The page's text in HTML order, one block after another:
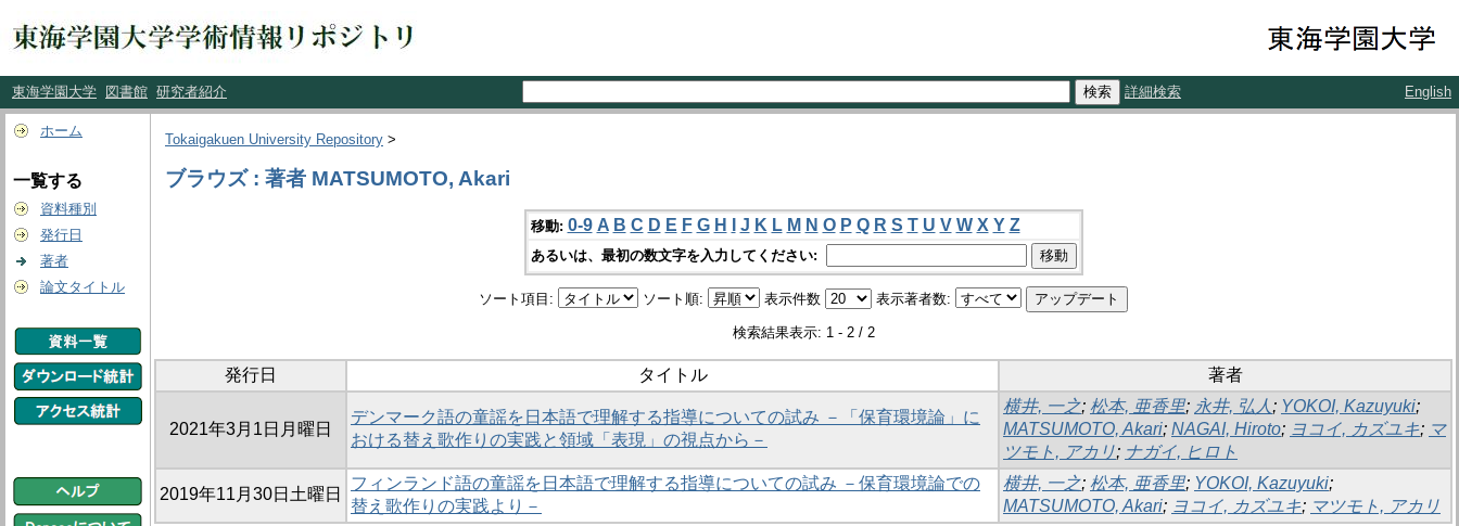
東海学園大学 図書館 研究者紹介 詳細検索 English
ホーム
一覧する
資料種別
発行日
著者
論文タイトル
Tokaigakuen University Repository >
ブラウズ : 著者 MATSUMOTO, Akari
移動: 0-9 A B C D E F G H J K L M N O P Q R S T U V W X Y Z
あるいは、最初の数文字を入力してください:
ソート項目: ソート順: 表示件数 表示著者数:
検索結果表示: 1 - 2 / 2
発行日 タイトル 著者
2021年3月1日月曜日
デンマーク語の童謡を日本語で理解する指導についての試み －「保育環境論」に
おける替え歌作りの実践と領域「表現」の視点から－
横井, 一之; 松本, 亜香里; 永井, 弘人 ; YOKOI, Kazuyuki;
MATSUMOTO, Akari; NAGAI, Hiroto; ヨコイ, カズユキ; マ
ツモト, アカリ; ナガイ, ヒロト
2019年11月30日土曜日
フィンランド語の童謡を日本語で理解する指導についての試み －保育環境論での
替え歌作りの実践より－
横井, 一之; 松本, 亜香里; YOKOI, Kazuyuki;
MATSUMOTO, Akari; ヨコイ, カズユキ; マツモト, アカリ